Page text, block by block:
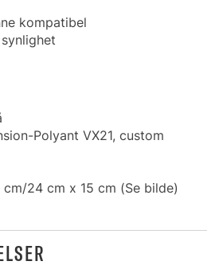
kompatibel
Polyant VX21, custom
cm/24 cm x 15 cm (Se bilde)